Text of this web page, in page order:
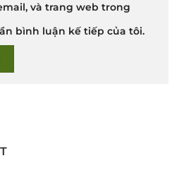
và trang web trong
bình luận kế tiếp của tôi.